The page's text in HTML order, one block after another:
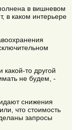
в вишневом
в каком интерьере
то другой
не будем, -
снижения
что стоимость
запросы